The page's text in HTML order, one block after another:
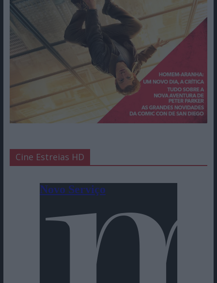
Cine Estreias HD